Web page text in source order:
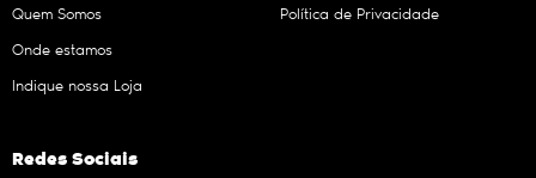
Quem Somos
Onde estamos
Indique nossa Loja
Política de Privacidade
Redes Sociais